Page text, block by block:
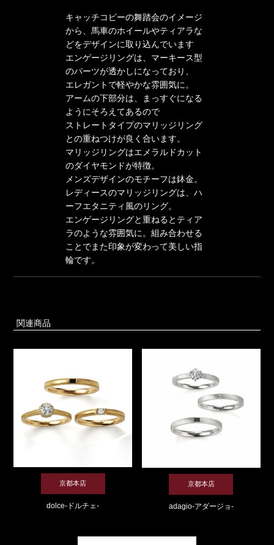
キャッチコピーの舞踏会のイメージ
から、馬車のホイールやティアラな
どをデザインに取り込んでいます
エンゲージリングは、マーキース型
のパーツが透かしになっており、
エレガントで軽やかな雰囲気に。
アームの下部分は、まっすぐになる
ようにそろえてあるので
ストレートタイプのマリッジリング
との重ねつけが良く合います。
マリッジリングはエメラルドカット
のダイヤモンドが特徴。
メンズデザインのモチーフは鉢金。
レディースのマリッジリングは、ハ
ーフエタニティ風のリング。
エンゲージリングと重ねるとティア
ラのような雰囲気に。組み合わせる
ことでまた印象が変わって美しい指
輪です。
関連商品
京都本店
dolce-ドルチェ-
京都本店
adagio-アダージョ-